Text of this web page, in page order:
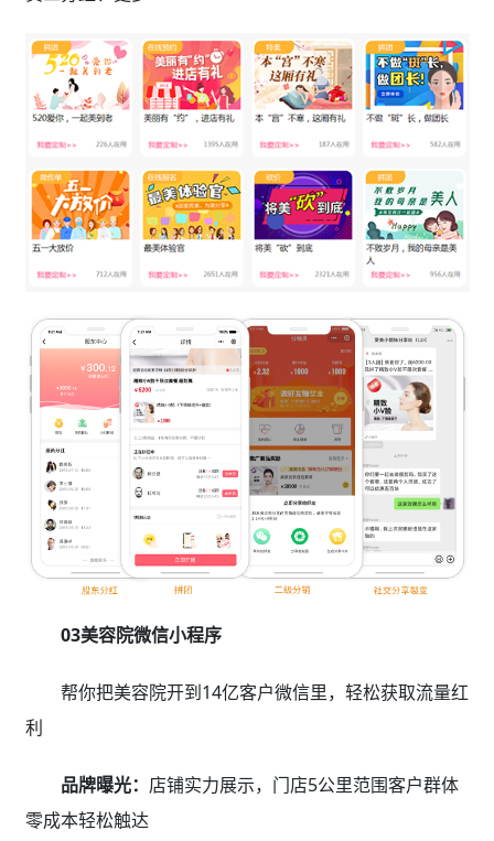
03美容院微信小程序
帮你把美容院开到14亿客户微信里，轻松获取流量红
利
品牌曝光： 店铺实力展示，门店5公里范围客户群体
零成本轻松触达